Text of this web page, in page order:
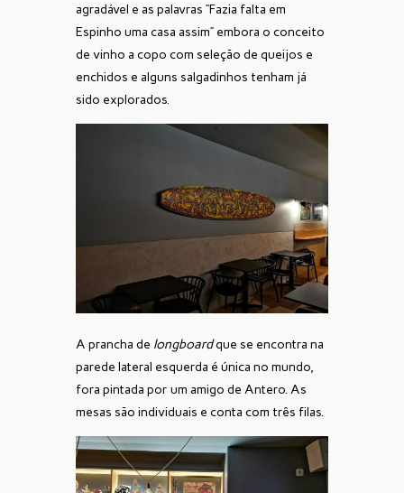
agradável e as palavras “Fazia falta em
Espinho uma casa assim” embora o conceito
de vinho a copo com seleção de queijos e
enchidos e alguns salgadinhos tenham já
sido explorados.
A prancha de longboardque se encontra na
parede lateral esquerda é única no mundo,
fora pintada por um amigo de Antero. As
mesas são individuais e conta com três filas.